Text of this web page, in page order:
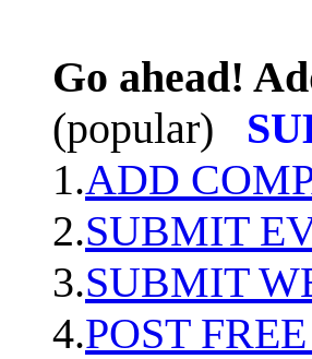
Go ahead!
(popular)
1.ADD
2.SUBMIT
3.SUBMIT
4.POST